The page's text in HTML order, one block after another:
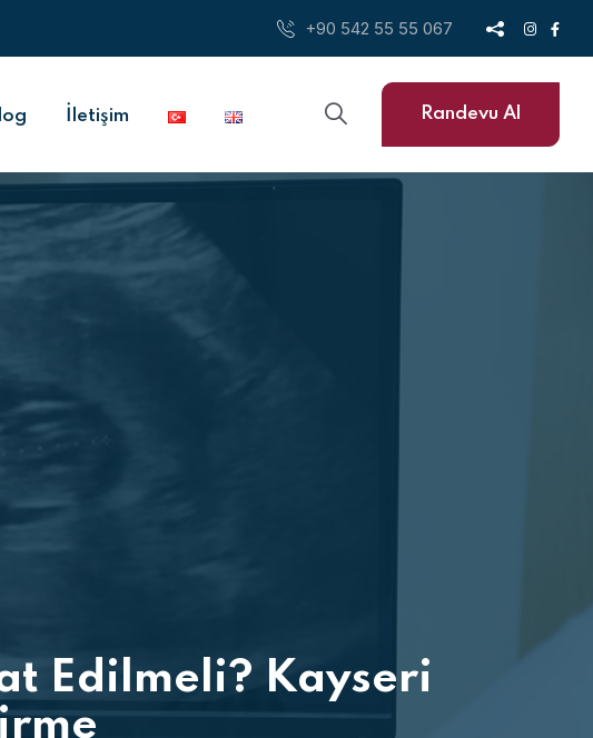
+90 542 55 55 067
İletişim Randevu Al
Edilmeli? Kayseri